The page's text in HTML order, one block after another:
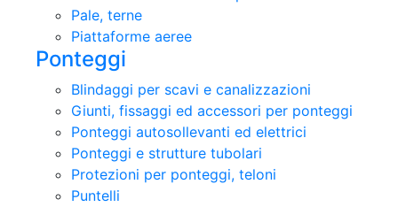
Pale, terne
Piattaforme aeree
Ponteggi
Blindaggi per scavi e canalizzazioni
Giunti, fissaggi ed accessori per ponteggi
Ponteggi autosollevanti ed elettrici
Ponteggi e strutture tubolari
Protezioni per ponteggi, teloni
Puntelli